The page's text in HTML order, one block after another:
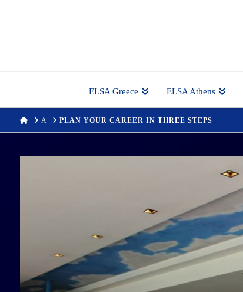
ELSA Greece ELSA Athens
HOME
Α PLAN YOUR CAREER IN THREE STEPS